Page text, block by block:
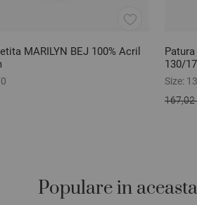
MARILYN BEJ 100% Acril
130/
Size:
167,02
Populare in